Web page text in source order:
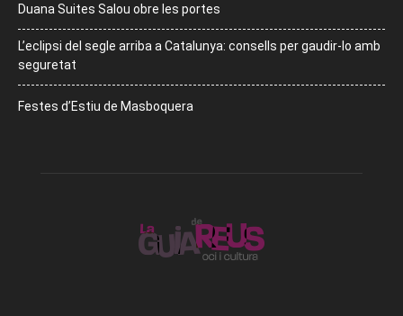
Duana Suites Salou obre les portes
L’eclipsi del segle arriba a Catalunya: consells per gaudir-lo amb
seguretat
Festes d’Estiu de Masboquera